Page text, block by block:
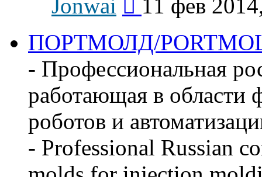
Jonwai
последнему
11 фев
ПОРТМОЛД/
- Профессиональная
работающая в области
роботов и
- Professional Russian